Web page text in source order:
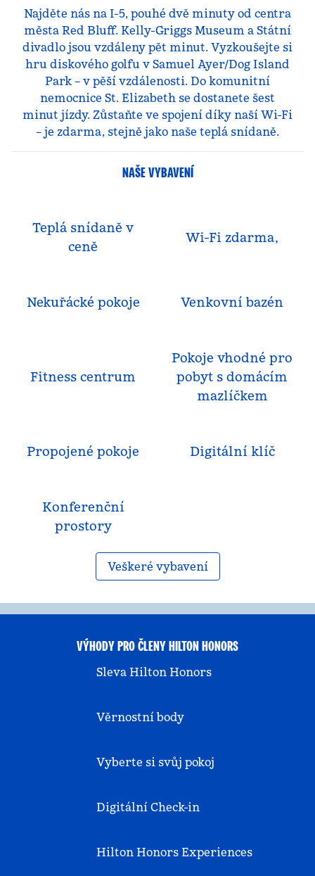
Najděte nás na I-5, pouhé dvě minuty od centra
města Red Bluff. Kelly-Griggs Museum a Státní
divadlo jsou vzdáleny pět minut. Vyzkoušejte si
hru diskového golfu v Samuel Ayer/Dog Island
Park – v pěší vzdálenosti. Do komunitní
nemocnice St. Elizabeth se dostanete šest
minut jízdy. Zůstaňte ve spojení díky naší Wi-Fi
– je zdarma, stejně jako naše teplá snídaně.
NAŠE VYBAVENÍ
Teplá snídaně v
ceně
Wi-Fi zdarma,
Nekuřácké pokoje Venkovní bazén
Fitness centrum
Pokoje vhodné pro
pobyt s domácím
mazlíčkem
Propojené pokoje Digitální klíč
Konferenční
prostory
Veškeré vybavení
VÝHODY PRO ČLENY HILTON HONORS
Sleva Hilton Honors
Věrnostní body
Vyberte si svůj pokoj
Digitální Check-in
Hilton Honors Experiences